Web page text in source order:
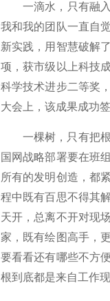
一滴水，只有融
我和我的团队一直自
新实践，用智慧破解
项，获市级以上科技
科学技术进步二等奖
大会上，该成果成功
一棵树，只有把
国网战略部署要在班
所有的发明创造，都
程中既有百思不得其
天开，总离不开对现
家，既有绘图高手，
要看看还有哪些不方
根到底都是来自工作